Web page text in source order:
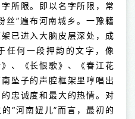
所限。即以名字所限，常
丝”遍布河南城乡。一豫籍
已进入大脑皮层深处，成
任何一段押韵的文字，像
、《长恨歌》、《春江花
坠子的声腔框架里哼唱出
忠诚度和最大的热情。对
“河南妞儿”而言，最初的